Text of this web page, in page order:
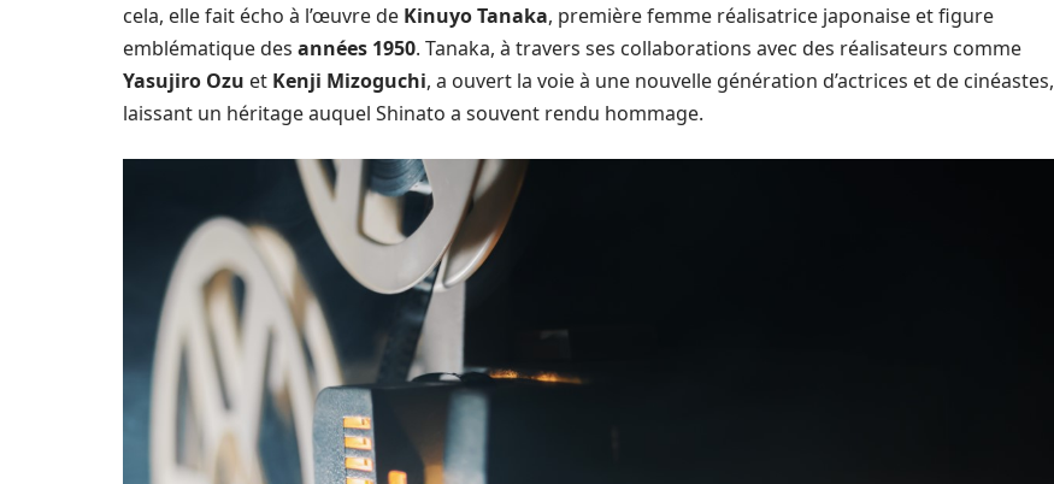
cela, elle fait écho à l’œuvre de Kinuyo Tanaka, première femme réalisatrice japonaise et figure
emblématique des années 1950. Tanaka, à travers ses collaborations avec des réalisateurs comme
Yasujiro Ozu et Kenji Mizoguchi, a ouvert la voie à une nouvelle génération d’actrices et de cinéastes,
laissant un héritage auquel Shinato a souvent rendu hommage.